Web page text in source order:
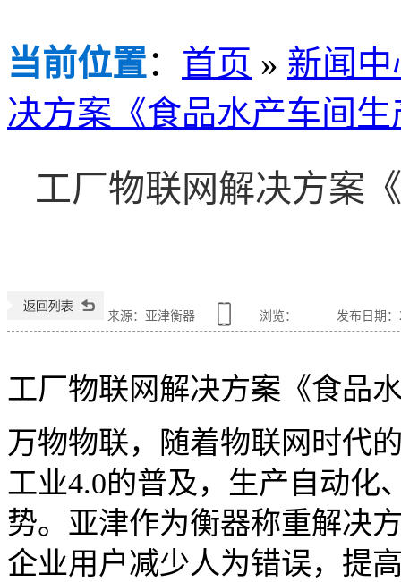
当前位置： 首页 » 新闻中
决方案《食品水产车间
工厂物联网解决方案
来源：亚津衡器 浏览： 发布日期：
工厂物联网解决方案《食品
万物物联，随着物联网时代
工业4.0的普及，生产自动化
势。亚津作为衡器称重解决
企业用户减少人为错误，提